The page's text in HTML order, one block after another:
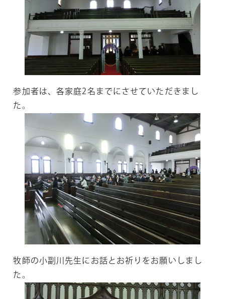
参加者は、各家庭2名までにさせていただきまし
た。
牧師の小副川先生にお話とお祈りをお願いしまし
た。